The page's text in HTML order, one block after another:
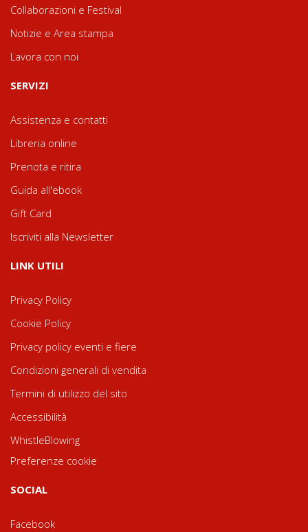
Collaborazioni e Festival
Notizie e Area stampa
Lavora con noi
SERVIZI
Assistenza e contatti
Libreria online
Prenota e ritira
Guida all'ebook
Gift Card
Iscriviti alla Newsletter
LINK UTILI
Privacy Policy
Cookie Policy
Privacy policy eventi e fiere
Condizioni generali di vendita
Termini di utilizzo del sito
Accessibilità
WhistleBlowing
Preferenze cookie
SOCIAL
Facebook